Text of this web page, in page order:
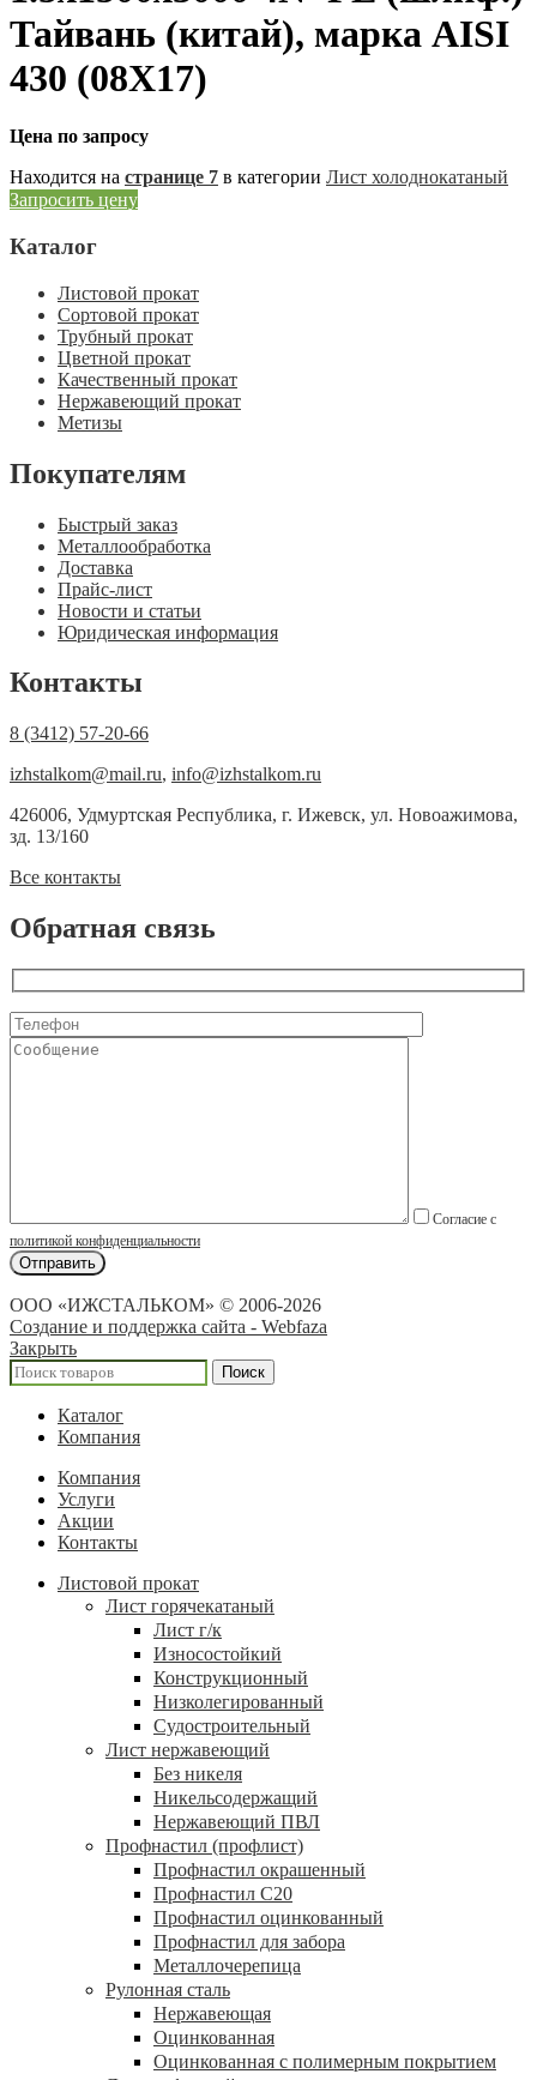
Тайвань (китай), марка AISI
430 (08Х17)
Цена по запросу
Находится на странице 7 в категории Лист холоднокатаный
Запросить цену
Каталог
Листовой прокат
Сортовой прокат
Трубный прокат
Цветной прокат
Качественный прокат
Нержавеющий прокат
Метизы
Покупателям
Быстрый заказ
Металлообработка
Доставка
Прайс-лист
Новости и статьи
Юридическая информация
Контакты
8 (3412) 57-20-66
izhstalkom@mail.ru, info@izhstalkom.ru
426006, Удмуртская Республика, г. Ижевск, ул. Новоажимова,
зд. 13/160
Все контакты
Обратная связь
Согласие с
политикой конфиденциальности
ООО «ИЖСТАЛЬКОМ» © 2006-2026
Создание и поддержка сайта - Webfaza
Закрыть
Поиск
Каталог
Компания
Компания
Услуги
Акции
Контакты
Листовой прокат
Лист горячекатаный
Лист г/к
Износостойкий
Конструкционный
Низколегированный
Судостроительный
Лист нержавеющий
Без никеля
Никельсодержащий
Нержавеющий ПВЛ
Профнастил (профлист)
Профнастил окрашенный
Профнастил С20
Профнастил оцинкованный
Профнастил для забора
Металлочерепица
Рулонная сталь
Нержавеющая
Оцинкованная
Оцинкованная с полимерным покрытием